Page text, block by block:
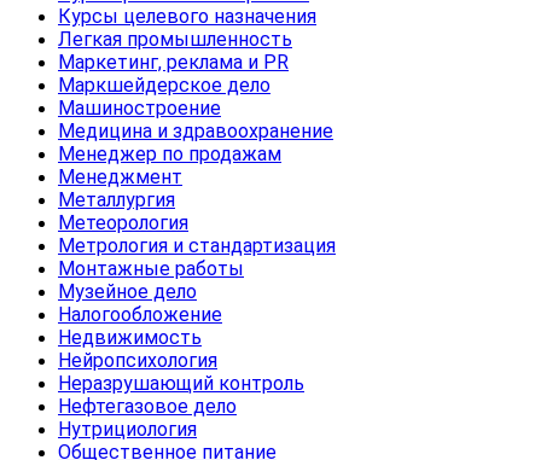
Курсы целевого назначения
Легкая промышленность
Маркетинг, реклама и PR
Маркшейдерское дело
Машиностроение
Медицина и здравоохранение
Менеджер по продажам
Менеджмент
Металлургия
Метеорология
Метрология и стандартизация
Монтажные работы
Музейное дело
Налогообложение
Недвижимость
Нейропсихология
Неразрушающий контроль
Нефтегазовое дело
Нутрициология
Общественное питание